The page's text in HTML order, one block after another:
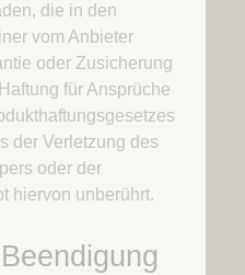
die in den
vom Anbieter
oder Zusicherung
für Ansprüche
der Verletzung des
oder der
hiervon unberührt.